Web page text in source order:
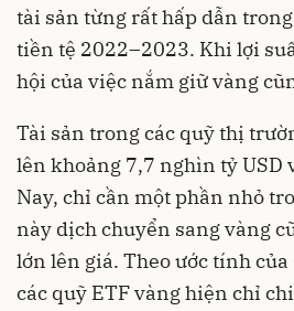
tài sản từng rất hấp dẫn
tiền tệ 2022–2023. Khi lợi
hội của việc nắm giữ vàng
Tài sản trong các quỹ thị
lên khoảng 7,7 nghìn tỷ USD
Nay, chỉ cần một phần nhỏ
này dịch chuyển sang vàng
lớn lên giá. Theo ước tính của
các quỹ ETF vàng hiện chỉ